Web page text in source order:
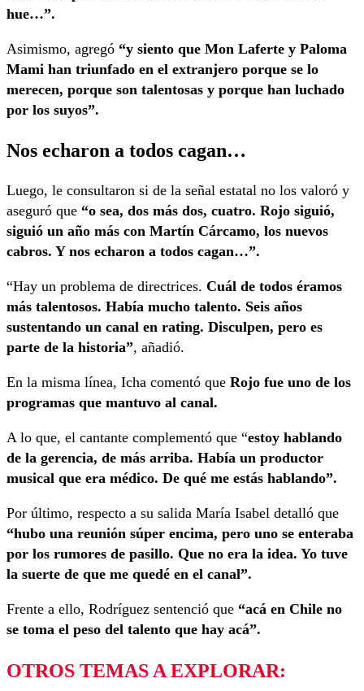
hue…”.
Asimismo, agregó “y siento que Mon Laferte y Paloma
Mami han triunfado en el extranjero porque se lo
merecen, porque son talentosas y porque han luchado
por los suyos”.
Nos echaron a todos cagan…
Luego, le consultaron si de la señal estatal no los valoró y
aseguró que “o sea, dos más dos, cuatro. Rojo siguió,
siguió un año más con Martín Cárcamo, los nuevos
cabros. Y nos echaron a todos cagan…”.
“Hay un problema de directrices. Cuál de todos éramos
más talentosos. Había mucho talento. Seis años
sustentando un canal en rating. Disculpen, pero es
parte de la historia”, añadió.
En la misma línea, Icha comentó que Rojo fue uno de los
programas que mantuvo al canal.
A lo que, el cantante complementó que “estoy hablando
de la gerencia, de más arriba. Había un productor
musical que era médico. De qué me estás hablando”.
Por último, respecto a su salida María Isabel detalló que
“hubo una reunión súper encima, pero uno se enteraba
por los rumores de pasillo. Que no era la idea. Yo tuve
la suerte de que me quedé en el canal”.
Frente a ello, Rodríguez sentenció que “acá en Chile no
se toma el peso del talento que hay acá”.
OTROS TEMAS A EXPLORAR: